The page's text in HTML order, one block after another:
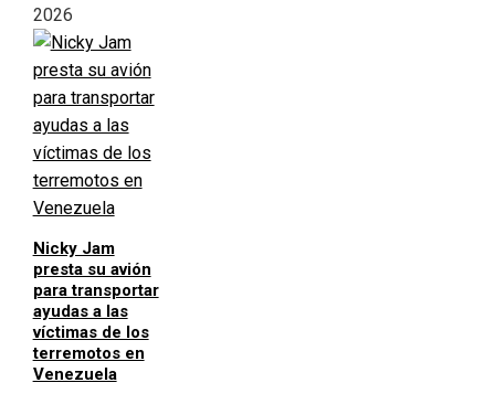
2026
Nicky Jam
presta su avión
para transportar
ayudas a las
víctimas de los
terremotos en
Venezuela